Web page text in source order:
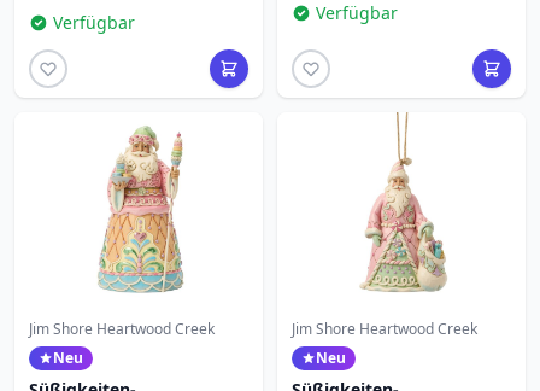
Verfügbar Verfügbar
Jim Shore Heartwood Creek
Neu
Jim Shore Heartwood Creek
Neu